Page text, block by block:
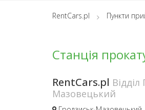
RentCars.pl Пункти
Станція
RentCars.pl
Мазовецький